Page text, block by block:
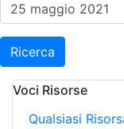
Ricerca
Voci Risorse
Qualsiasi